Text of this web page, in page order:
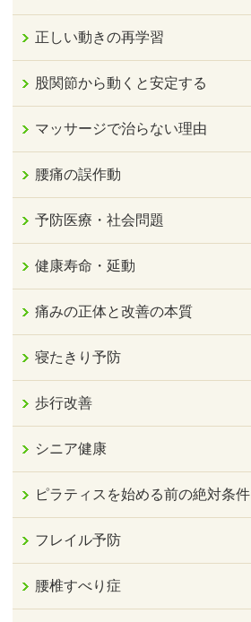
正しい動きの再学習
股関節から動くと安定する
マッサージで治らない理由
腰痛の誤作動
予防医療・社会問題
健康寿命・延動
痛みの正体と改善の本質
寝たきり予防
歩行改善
シニア健康
ピラティスを始める前の絶対条件
フレイル予防
腰椎すべり症